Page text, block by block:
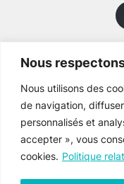
Nous
Nous utilisons des
de navigation,
personnalisés et
accepter », vous
cookies. Politique